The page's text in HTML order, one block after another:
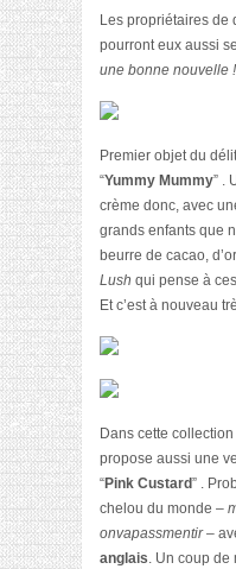
Les propriétaires de
pourront eux aussi
une bonne nouvelle !
Premier objet du
“Yummy Mummy” .
crème donc, avec
grands enfants que
beurre de cacao,
Lush qui pense à
Et c’est à nouveau
Dans cette
propose aussi une
“Pink Custard” .
chelou du monde –
onvapassmentir –
anglais. Un coup de